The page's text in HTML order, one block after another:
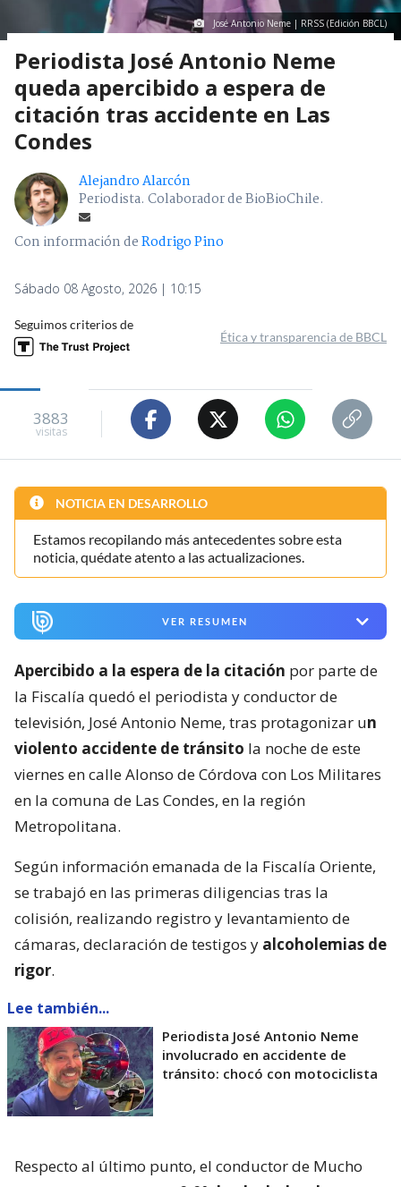
José Antonio Neme | RRSS (Edición BBCL)
Periodista José Antonio Neme
queda apercibido a espera de
citación tras accidente en Las
Condes
Alejandro Alarcón
Periodista. Colaborador de BioBioChile.
Con información deRodrigo Pino
Sábado 08 Agosto, 2026 | 10:15
Seguimos criterios de
Ética y transparencia de BBCL
3883
visitas
NOTICIA EN DESARROLLO
Estamos recopilando más antecedentes sobre esta
noticia, quédate atento a las actualizaciones.
VER RESUMEN
Apercibido a la espera de la citación por parte de
la Fiscalía quedó el periodista y conductor de
televisión, José Antonio Neme, tras protagonizar un
violento accidente de tránsito la noche de este
viernes en calle Alonso de Córdova con Los Militares
en la comuna de Las Condes, en la región
Metropolitana.
Según información emanada de la Fiscalía Oriente,
se trabajó en las primeras diligencias tras la
colisión, realizando registro y levantamiento de
cámaras, declaración de testigos y alcoholemias de
rigor.
Lee también...
Periodista José Antonio Neme
involucrado en accidente de
tránsito: chocó con motociclista
Respecto al último punto, el conductor de Mucho